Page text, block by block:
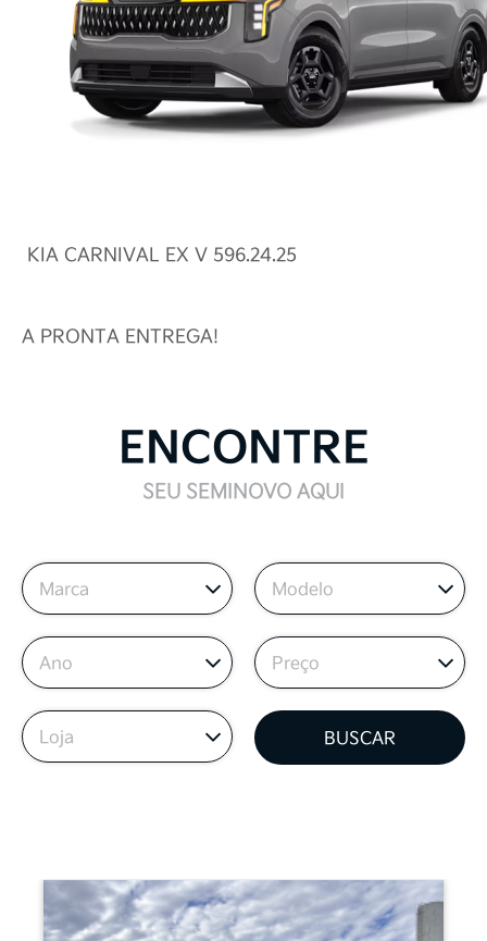
KIA CARNIVAL EX V 596.24.25
A PRONTA ENTREGA!
ENCONTRE
SEU SEMINOVO AQUI